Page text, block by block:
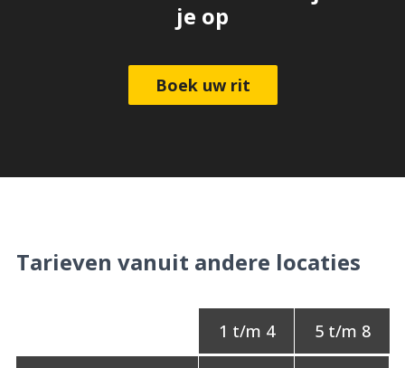
je op
Boek uw rit
Tarieven vanuit andere locaties